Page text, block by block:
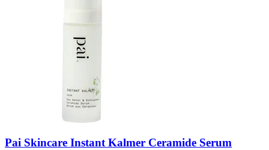
Pai Skincare Instant Kalmer Ceramide Serum